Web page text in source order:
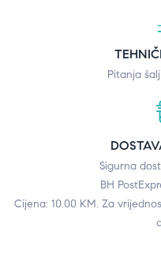
Pitanja
Sigurna
BH
Cijena: 10.00 KM. Za